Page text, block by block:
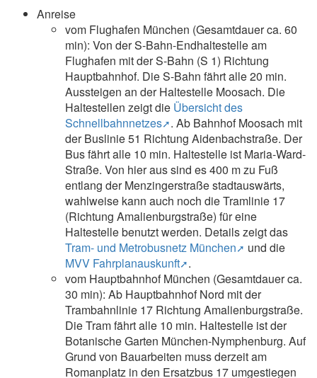
Anreise
vom Flughafen München (Gesamtdauer ca. 60
min): Von der S-Bahn-Endhaltestelle am
Flughafen mit der S-Bahn (S 1) Richtung
Hauptbahnhof. Die S-Bahn fährt alle 20 min.
Aussteigen an der Haltestelle Moosach. Die
Haltestellen zeigt die Übersicht des
Schnellbahnnetzes . Ab Bahnhof Moosach mit
der Buslinie 51 Richtung Aidenbachstraße. Der
Bus fährt alle 10 min. Haltestelle ist Maria-Ward-
Straße. Von hier aus sind es 400 m zu Fuß
entlang der Menzingerstraße stadtauswärts,
wahlweise kann auch noch die Tramlinie 17
(Richtung Amalienburgstraße) für eine
Haltestelle benutzt werden. Details zeigt das
Tram- und Metrobusnetz München
und die
MVV Fahrplanauskunft .
vom Hauptbahnhof München (Gesamtdauer ca.
30 min): Ab Hauptbahnhof Nord mit der
Trambahnlinie 17 Richtung Amalienburgstraße.
Die Tram fährt alle 10 min. Haltestelle ist der
Botanische Garten München-Nymphenburg. Auf
Grund von Bauarbeiten muss derzeit am
Romanplatz in den Ersatzbus 17 umgestiegen